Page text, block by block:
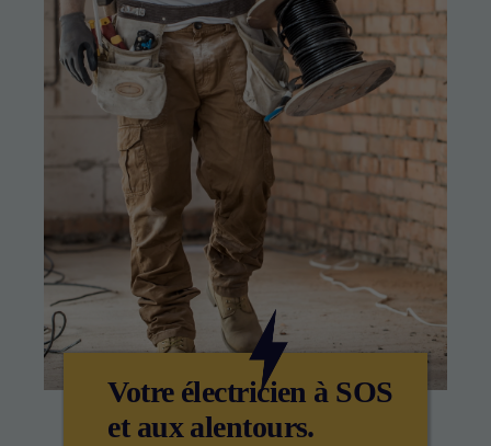
Votre électricien à SOS
et aux alentours.
Ces cookies ne
facultatifs. Ils